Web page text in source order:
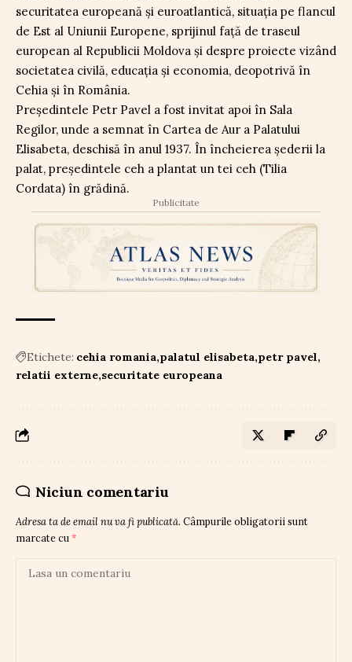
securitatea europeană și euroatlantică, situația pe flancul
de Est al Uniunii Europene, sprijinul față de traseul
european al Republicii Moldova și despre proiecte vizând
societatea civilă, educația și economia, deopotrivă în
Cehia și în România.
Președintele Petr Pavel a fost invitat apoi în Sala
Regilor, unde a semnat în Cartea de Aur a Palatului
Elisabeta, deschisă în anul 1937. În încheierea șederii la
palat, președintele ceh a plantat un tei ceh (Tilia
Cordata) în grădină.
Publicitate
Etichete: cehia romania palatul elisabeta petr pavel
relatii externe securitate europeana
Niciun comentariu
Adresa ta de email nu va fi publicată. Câmpurile obligatorii sunt
marcate cu *